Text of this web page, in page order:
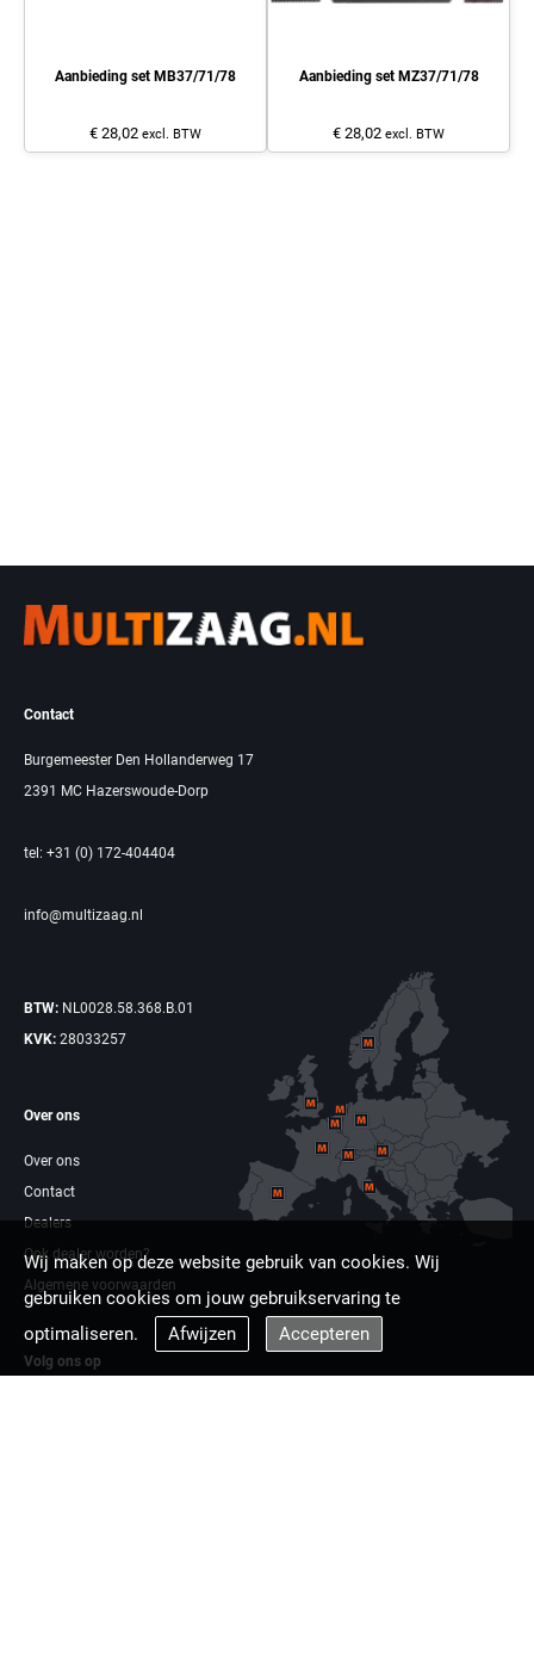
Aanbieding set MB37/71/78
€ 28,02 excl. BTW
Aanbieding set MZ37/71/78
€ 28,02 excl. BTW
Contact
Burgemeester Den Hollanderweg 17
2391 MC Hazerswoude-Dorp
tel: +31 (0) 172-404404
info@multizaag.nl
BTW: NL0028.58.368.B.01
KVK: 28033257
Over ons
Over ons
Contact
Dealers
Ook dealer worden?
Algemene voorwaarden
Volg ons op
Wij maken op deze website gebruik van cookies. Wij
gebruiken cookies om jouw gebruikservaring te
optimaliseren.
Afwijzen Accepteren